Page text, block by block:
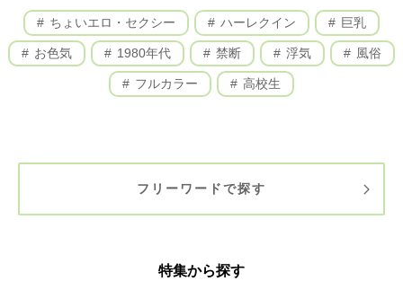
ちょいエロ・セクシー ハーレクイン 巨乳
お色気 1980年代 禁断 浮気 風俗
フルカラー 高校生
フリーワードで探す
特集から探す